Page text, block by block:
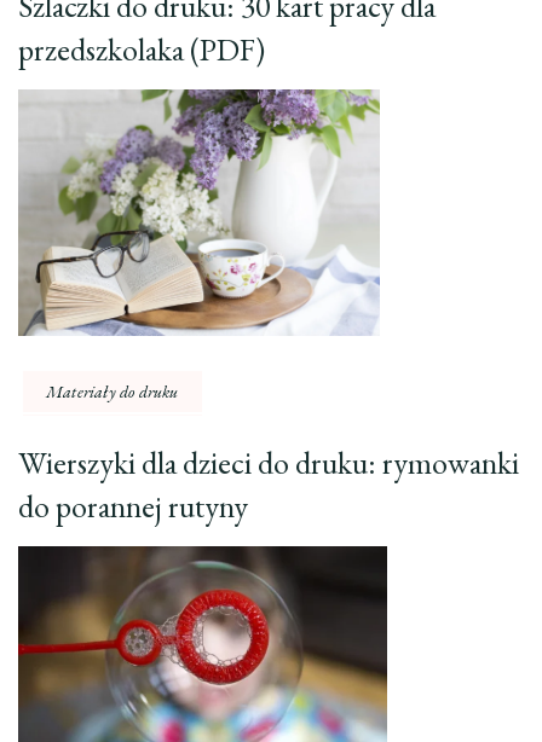
przedszkolaka (PDF)
Materiały do druku
Wierszyki dla dzieci do druku: rymowanki
do porannej rutyny